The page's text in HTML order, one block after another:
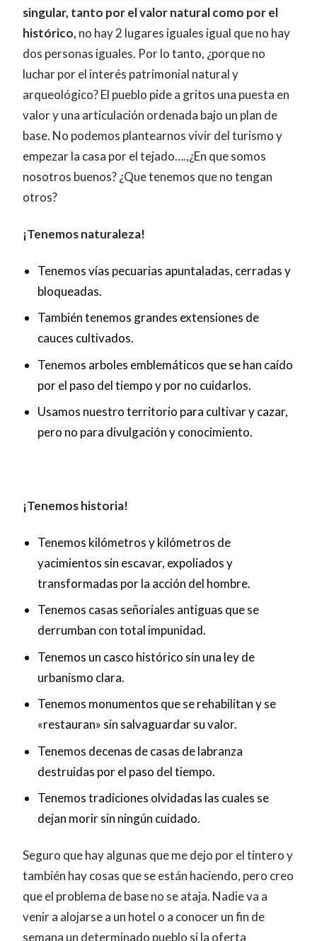
singular, tanto por el valor natural como por el
histórico, no hay 2 lugares iguales igual que no hay
dos personas iguales. Por lo tanto, ¿porque no
luchar por el interés patrimonial natural y
arqueológico? El pueblo pide a gritos una puesta en
valor y una articulación ordenada bajo un plan de
base. No podemos plantearnos vivir del turismo y
empezar la casa por el tejado….,¿En que somos
nosotros buenos? ¿Que tenemos que no tengan
otros?
¡Tenemos naturaleza!
Tenemos vías pecuarias apuntaladas, cerradas y
bloqueadas.
También tenemos grandes extensiones de
cauces cultivados.
Tenemos arboles emblemáticos que se han caído
por el paso del tiempo y por no cuidarlos.
Usamos nuestro territorio para cultivar y cazar,
pero no para divulgación y conocimiento.
¡Tenemos historia!
Tenemos kilómetros y kilómetros de
yacimientos sin escavar, expoliados y
transformadas por la acción del hombre.
Tenemos casas señoriales antiguas que se
derrumban con total impunidad.
Tenemos un casco histórico sin una ley de
urbanismo clara.
Tenemos monumentos que se rehabilitan y se
«restauran» sin salvaguardar su valor.
Tenemos decenas de casas de labranza
destruidas por el paso del tiempo.
Tenemos tradiciones olvidadas las cuales se
dejan morir sin ningún cuidado.
Seguro que hay algunas que me dejo por el tintero y
también hay cosas que se están haciendo, pero creo
que el problema de base no se ataja. Nadie va a
venir a alojarse a un hotel o a conocer un fin de
semana un determinado pueblo si la oferta